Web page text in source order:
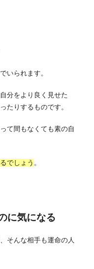
いられます。
分をより良く見せた
たりするものです。
て間もなくても素の自
でしょう 。
に気になる
そんな相手も運命の人